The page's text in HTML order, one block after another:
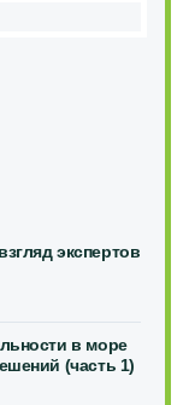
экспертов
в море
(часть 1)